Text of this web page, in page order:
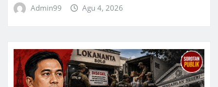
Admin99 Agu 4, 2026